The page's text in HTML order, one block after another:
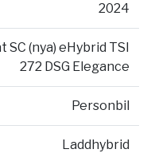
2024
SC (nya) eHybrid TSI
272 DSG Elegance
Personbil
Laddhybrid